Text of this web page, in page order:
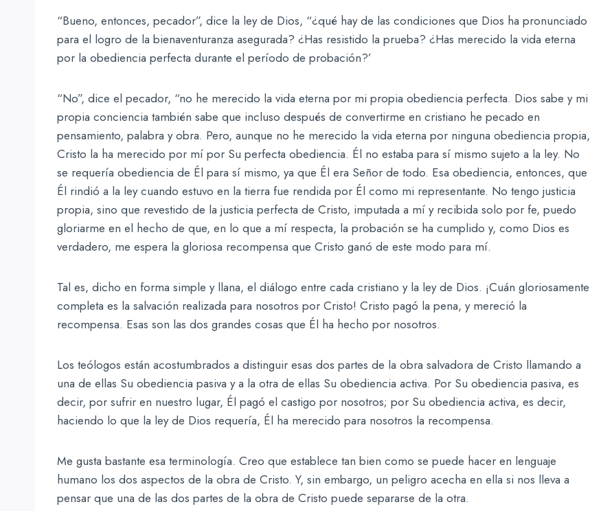
“Bueno, entonces, pecador”, dice la ley de Dios, “¿qué hay de las condiciones que Dios ha pronunciado
para el logro de la bienaventuranza asegurada? ¿Has resistido la prueba? ¿Has merecido la vida eterna
por la obediencia perfecta durante el período de probación?’
“No”, dice el pecador, “no he merecido la vida eterna por mi propia obediencia perfecta. Dios sabe y mi
propia conciencia también sabe que incluso después de convertirme en cristiano he pecado en
pensamiento, palabra y obra. Pero, aunque no he merecido la vida eterna por ninguna obediencia propia,
Cristo la ha merecido por mí por Su perfecta obediencia. Él no estaba para sí mismo sujeto a la ley. No
se requería obediencia de Él para sí mismo, ya que Él era Señor de todo. Esa obediencia, entonces, que
Él rindió a la ley cuando estuvo en la tierra fue rendida por Él como mi representante. No tengo justicia
propia, sino que revestido de la justicia perfecta de Cristo, imputada a mí y recibida solo por fe, puedo
gloriarme en el hecho de que, en lo que a mí respecta, la probación se ha cumplido y, como Dios es
verdadero, me espera la gloriosa recompensa que Cristo ganó de este modo para mí.
Tal es, dicho en forma simple y llana, el diálogo entre cada cristiano y la ley de Dios. ¡Cuán gloriosamente
completa es la salvación realizada para nosotros por Cristo! Cristo pagó la pena, y mereció la
recompensa. Esas son las dos grandes cosas que Él ha hecho por nosotros.
Los teólogos están acostumbrados a distinguir esas dos partes de la obra salvadora de Cristo llamando a
una de ellas Su obediencia pasiva y a la otra de ellas Su obediencia activa. Por Su obediencia pasiva, es
decir, por sufrir en nuestro lugar, Él pagó el castigo por nosotros; por Su obediencia activa, es decir,
haciendo lo que la ley de Dios requería, Él ha merecido para nosotros la recompensa.
Me gusta bastante esa terminología. Creo que establece tan bien como se puede hacer en lenguaje
humano los dos aspectos de la obra de Cristo. Y, sin embargo, un peligro acecha en ella si nos lleva a
pensar que una de las dos partes de la obra de Cristo puede separarse de la otra.